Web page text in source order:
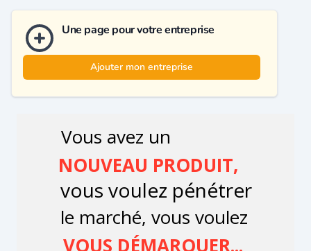
Une page pour votre entreprise
Ajouter mon entreprise